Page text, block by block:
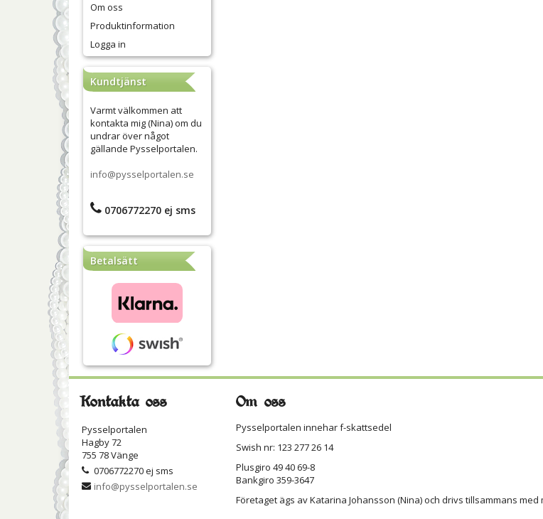
Om oss
Produktinformation
Logga in
Kundtjänst
Varmt välkommen att
kontakta mig (Nina) om du
undrar över något
gällande Pysselportalen.
info@pysselportalen.se
0706772270 ej sms
Betalsätt
Kontakta oss
Pysselportalen
Hagby 72
755 78 Vänge
0706772270 ej sms
info@pysselportalen.se
Om oss
Pysselportalen innehar f-skattsedel
Swish nr: 123 277 26 14
Plusgiro 49 40 69-8
Bankgiro 359-3647
Företaget ägs av Katarina Johansson (Nina) och drivs tillsammans med